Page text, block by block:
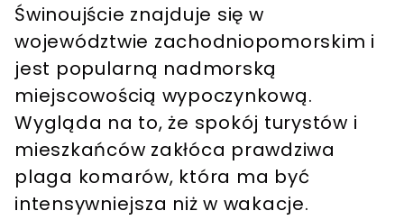
Świnoujście znajduje się w
województwie zachodniopomorskim i
jest popularną nadmorską
miejscowością wypoczynkową.
Wygląda na to, że spokój turystów i
mieszkańców zakłóca prawdziwa
plaga komarów, która ma być
intensywniejsza niż w wakacje.